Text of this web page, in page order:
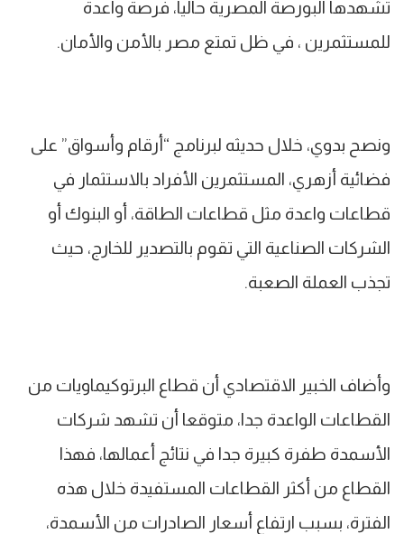
تشهدها البورصة المصرية حاليا، فرصة واعدة
للمستثمرين ، في ظل تمتع مصر بالأمن والأمان.
ونصح بدوي، خلال حديثه لبرنامج “أرقام وأسواق” على
فضائية أزهري، المستثمرين الأفراد بالاستثمار في
قطاعات واعدة مثل قطاعات الطاقة، أو البنوك أو
الشركات الصناعية التي تقوم بالتصدير للخارج، حيث
تجذب العملة الصعبة.
وأضاف الخبير الاقتصادي أن قطاع البرتوكيماويات من
القطاعات الواعدة جدا، متوقعا أن تشهد شركات
الأسمدة طفرة كبيرة جدا في نتائج أعمالها، فهذا
القطاع من أكثر القطاعات المستفيدة خلال هذه
الفترة، بسبب ارتفاع أسعار الصادرات من الأسمدة،